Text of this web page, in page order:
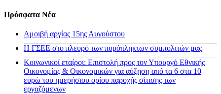
Πρόσφατα Νέα
Αμοιβή αργίας 15ης Αυγούστου
H ΓΣΕΕ στο πλευρό των πυρόπληκτων συμπολιτών μας
Κοινωνικοί εταίροι: Επιστολή προς τον Υπουργό Εθνικής
Οικονομίας & Οικονομικών για αύξηση από τα 6 στα 10
ευρώ του ημερήσιου ορίου παροχής σίτισης των
εργαζόμενων